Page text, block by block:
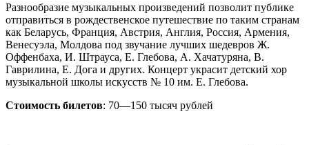
Разнообразие музыкальных произведений позволит публике
отправиться в рождественское путешествие по таким странам
как Беларусь, Франция, Австрия, Англия, Россия, Армения,
Венесуэла, Молдова под звучание лучших шедевров Ж.
Оффенбаха, И. Штрауса, Е. Глебова, А. Хачатуряна, В.
Гаврилина, Е. Дога и других. Концерт украсит детский хор
музыкальной школы искусств № 10 им. Е. Глебова.
Стоимость билетов: 70—150 тысяч рублей